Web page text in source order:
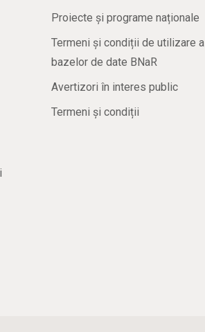
Proiecte și programe naționale
Termeni și condiții de utilizare a
bazelor de date BNaR
Avertizori în interes public
Termeni și condiții